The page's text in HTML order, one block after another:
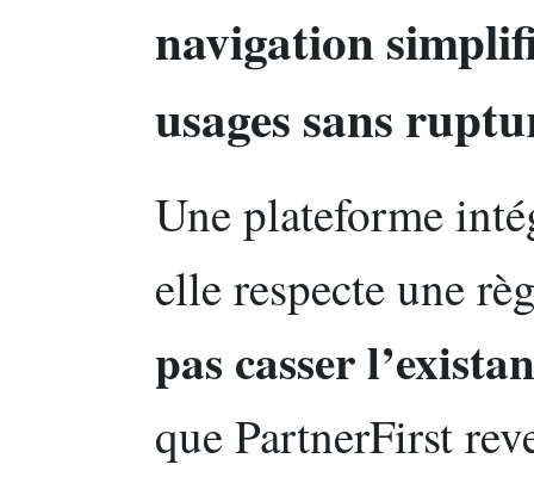
navigation
usages sans
Une plateforme
elle respecte une
pas casser
que PartnerFirst